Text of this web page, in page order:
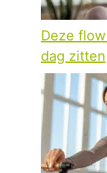
Deze
dag zitten